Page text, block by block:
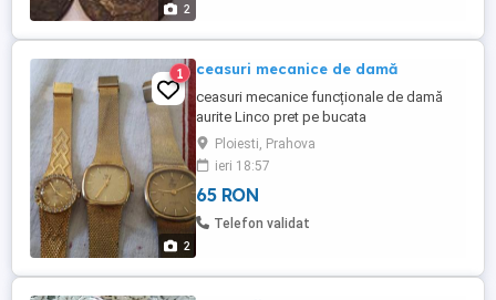
2
2
1 ceasuri mecanice de damă
ceasuri mecanice funcționale de damă
aurite Linco pret pe bucata
Ploiesti, Prahova
ieri 18:57
65 RON
Telefon validat